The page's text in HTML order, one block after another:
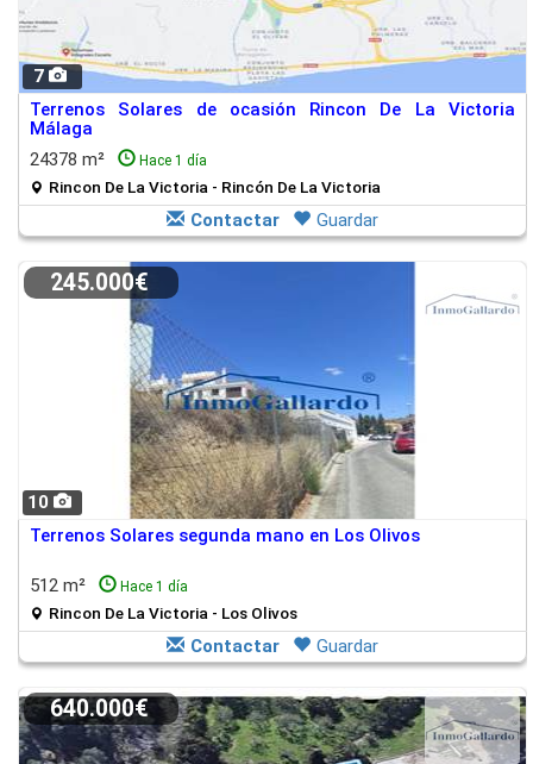
7
Terrenos Solares de ocasión Rincon De La Victoria
Málaga
24378 m²
Hace 1 día
Rincon De La Victoria - Rincón De La Victoria
Contactar Guardar
10
245.000€
Terrenos Solares segunda mano en Los Olivos
512 m² Hace 1 día
Rincon De La Victoria - Los Olivos
Contactar Guardar
640.000€